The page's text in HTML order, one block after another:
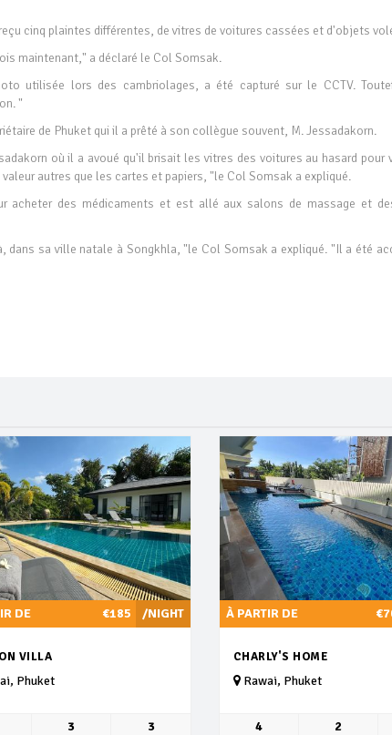
cinq plaintes différentes, de vitres de voitures cassées et d'objets
maintenant," a déclaré le Col Somsak.
utilisée lors des cambriolages, a été capturé sur le CCTV.
"
de Phuket qui il a prêté à son collègue souvent, M. Jessadakorn.
où il a avoué qu'il brisait les vitres des voitures au hasard pour
autres que les cartes et papiers, "le Col Somsak a expliqué.
acheter des médicaments et est allé aux salons de massage et
dans sa ville natale à Songkhla, "le Col Somsak a expliqué. "Il a été
/NIGHT
DE €185
VILLA
Phuket
3 3
À PARTIR DE
CHARLY'S HOME
Rawai, Phuket
4 2